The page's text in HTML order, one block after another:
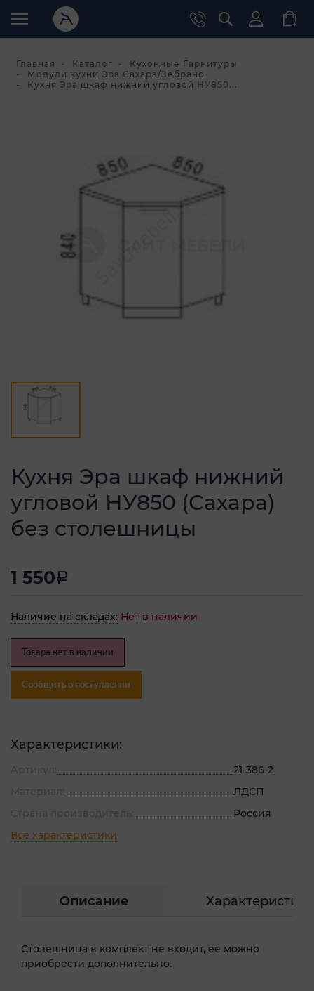
Главная Каталог
Кухонные Гарнитуры
Модули кухни Эра Сахара/Зебрано
Кухня Эра шкаф нижний угловой НУ850...
Кухня Эра шкаф нижний
угловой НУ850 (Сахара)
без столешницы
1 550a
Наличие на складах: Нет в наличии
Товара нет в наличии
Сообщить о поступлении
Характеристики:
21-386-2
ЛДСП
Россия
Все характеристики
Описание Характеристики
Столешница в комплект не входит, ее можно
приобрести дополнительно.